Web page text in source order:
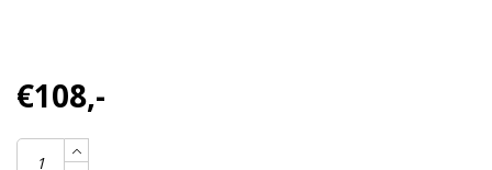
€108,-